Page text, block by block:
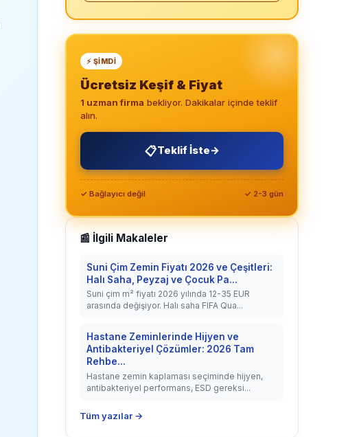
⚡ ŞIMDI
Ücretsiz Keşif & Fiyat
1 uzman firma bekliyor. Dakikalar içinde teklif
alın.
📋Teklif İste→
✓ Bağlayıcı değil ✓ 2-3 gün
📰 İlgili Makaleler
Suni Çim Zemin Fiyatı 2026 ve Çeşitleri:
Halı Saha, Peyzaj ve Çocuk Pa...
Suni çim m² fiyatı 2026 yılında 12-35 EUR
arasında değişiyor. Halı saha FIFA Qua...
Hastane Zeminlerinde Hijyen ve
Antibakteriyel Çözümler: 2026 Tam
Rehbe...
Hastane zemin kaplaması seçiminde hijyen,
antibakteriyel performans, ESD gereksi...
Tüm yazılar →